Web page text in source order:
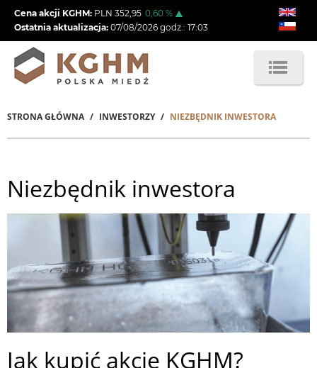
Przejdź
treści
Cena akcji KGHM: PLN 352,95 0,60 %
Ostatnia aktualizacja: 07/08/2026 godz.: 17:03
Ścieżka
STRONA GŁÓWNA INWESTORZY NIEZBĘDNIK INWESTORA
Niezbędnik inwestora
Jak kupić akcje KGHM?